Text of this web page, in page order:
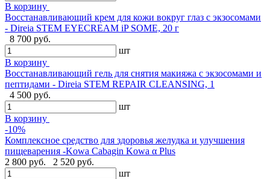
В корзину
Восстанавливающий крем для кожи вокруг глаз с экзосомами
- Direia STEM EYECREAM iP SOME, 20 г
8 700 руб.
шт
В корзину
Восстанавливающий гель для снятия макияжа с экзосомами и
пептидами - Direia STEM REPAIR CLEANSING, 1
4 500 руб.
шт
В корзину
-10%
Комплексное средство для здоровья желудка и улучшения
пищеварения -Kowa Cabagin Kowa α Plus
2 800 руб.
2 520 руб.
шт